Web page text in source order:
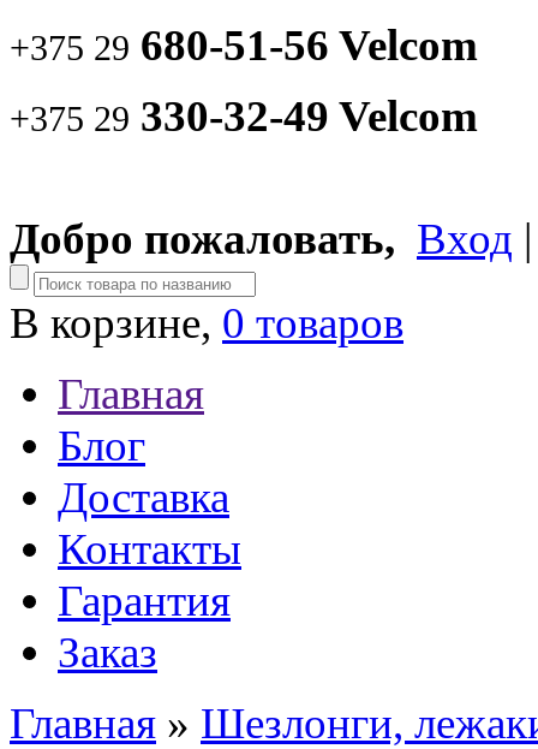
+375 29 680-51-56 Velcom
+375 29 330-32-49 Velcom
Добро пожаловать, Вход
В корзине, 0 товаров
Главная
Блог
Доставка
Контакты
Гарантия
Заказ
Главная » Шезлонги,